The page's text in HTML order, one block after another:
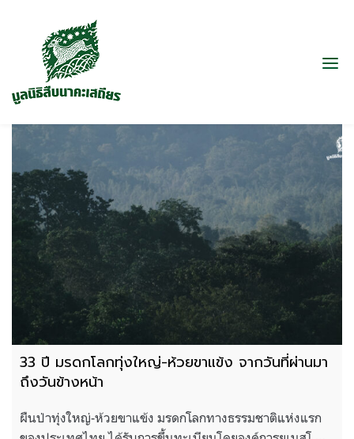
33 ปี มรดกโลกทุ่งใหญ่-ห้วยขาแข้ง จากวันที่ผ่านมา
ถึงวันข้างหน้า
ผืนป่าทุ่งใหญ่-ห้วยขาแข้ง มรดกโลกทางธรรมชาติแห่งแรก